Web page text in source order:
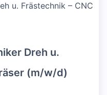
u. Frästechnik – CNC
Dreh u.
(m/w/d)